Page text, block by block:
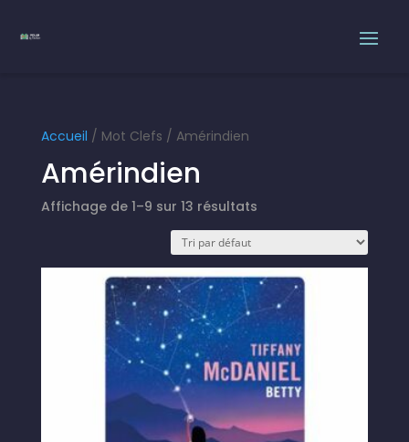
Accueil / Mot Clefs / Amérindien
Amérindien
Affichage de 1–9 sur 13 résultats